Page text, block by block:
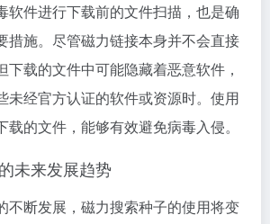
软件进行下载前的文件扫描，也是确
措施。尽管磁力链接本身并不会直接
下载的文件中可能隐藏着恶意软件，
未经官方认证的软件或资源时。使用
载的文件，能够有效避免病毒入侵。
未来发展趋势
不断发展，磁力搜索种子的使用将变